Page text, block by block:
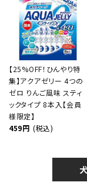
【25%OFF！ひんやり特
集】アクアゼリー 4つの
ゼロ りんご風味 スティ
ックタイプ 8本入【会員
様限定】
459円 (税込)